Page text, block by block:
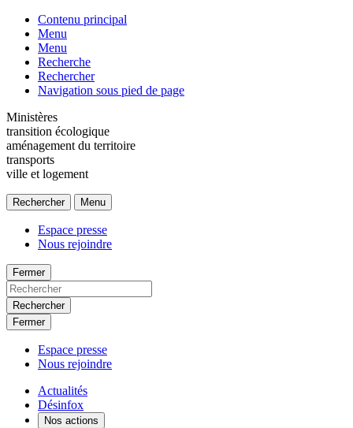
Contenu principal
Menu
Menu
Recherche
Rechercher
Navigation sous pied de page
Ministères
transition écologique
aménagement du territoire
transports
ville et logement
Rechercher Menu
Espace presse
Nous rejoindre
Fermer
Rechercher
Fermer
Espace presse
Nous rejoindre
Actualités
Désinfox
Nos actions